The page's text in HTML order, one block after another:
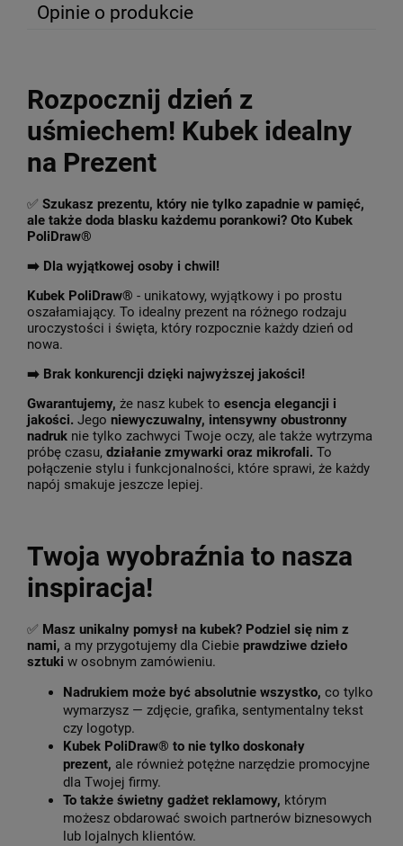
Opinie o produkcie
Rozpocznij dzień z
uśmiechem! Kubek idealny
na Prezent
✅ Szukasz prezentu, który nie tylko zapadnie w pamięć,
ale także doda blasku każdemu porankowi? Oto Kubek
PoliDraw®
➡️ Dla wyjątkowej osoby i chwil!
Kubek PoliDraw® - unikatowy, wyjątkowy i po prostu
oszałamiający. To idealny prezent na różnego rodzaju
uroczystości i święta, który rozpocznie każdy dzień od
nowa.
➡️ Brak konkurencji dzięki najwyższej jakości!
Gwarantujemy, że nasz kubek to esencja elegancji i
jakości. Jego niewyczuwalny, intensywny obustronny
nadruk nie tylko zachwyci Twoje oczy, ale także wytrzyma
próbę czasu, działanie zmywarki oraz mikrofali. To
połączenie stylu i funkcjonalności, które sprawi, że każdy
napój smakuje jeszcze lepiej.
Twoja wyobraźnia to nasza
inspiracja!
✅ Masz unikalny pomysł na kubek? Podziel się nim z
nami, a my przygotujemy dla Ciebie prawdziwe dzieło
sztuki w osobnym zamówieniu.
Nadrukiem może być absolutnie wszystko, co tylko
wymarzysz — zdjęcie, grafika, sentymentalny tekst
czy logotyp.
Kubek PoliDraw® to nie tylko doskonały
prezent, ale również potężne narzędzie promocyjne
dla Twojej firmy.
To także świetny gadżet reklamowy, którym
możesz obdarować swoich partnerów biznesowych
lub lojalnych klientów.